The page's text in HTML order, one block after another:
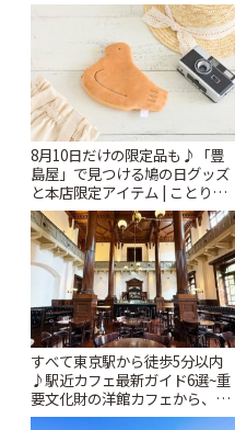
8月10日だけの限定品も♪「豊
島屋」で見つける鳩の日グッズ
と本店限定アイテム | ことりっ
ぷ
すべて東京駅から徒歩5分以内
♪駅近カフェ最新ガイド6選~重
要文化財の洋館カフェから、改
札すぐのレトロ喫茶まで~ | こと